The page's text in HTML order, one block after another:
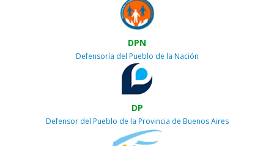
DPN
Defensoría del Pueblo de la Nación
DP
Defensor del Pueblo de la Provincia de Buenos Aires